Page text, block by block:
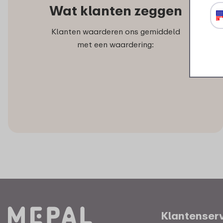
Wat klanten zeggen
Klanten waarderen ons gemiddeld
met een waardering: